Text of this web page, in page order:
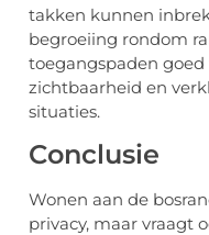
takken kunnen
begroeiing rondom
toegangspaden
zichtbaarheid en
situaties.
Conclusie
Wonen aan de
privacy, maar vraagt